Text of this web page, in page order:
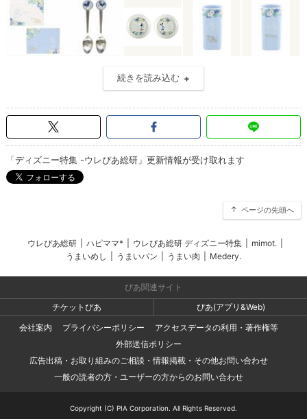
続きを読み込む
「ディズニー特集 -ウレぴあ総研」更新情報が受け取れます
ページの先頭へ
ウレぴあ総研 ハピママ* ウレぴあ総研 ディズニー特集 mimot.
うまいめし
うまいパン うまい肉 Medery.
ぴあ関連サイト
チケットぴあ
ぴあ(アプリ&Web)
会社案内
プライバシーポリシー
アクセスデータの利用・著作権等
外部送信ポリシー
広告出稿・お取り組みのご相談・情報掲載・その他お問い合わせ
一般の読者の方・ユーザーの方からのお問い合わせ
Copyright (C) PIA Corporation. All Rights Reserved.